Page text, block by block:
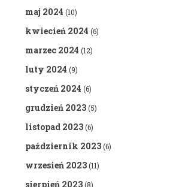
maj 2024 (10)
kwiecień 2024 (6)
marzec 2024 (12)
luty 2024 (9)
styczeń 2024 (6)
grudzień 2023(5)
listopad 2023(6)
październik 2023(6)
wrzesień 2023(11)
sierpień 2023(8)